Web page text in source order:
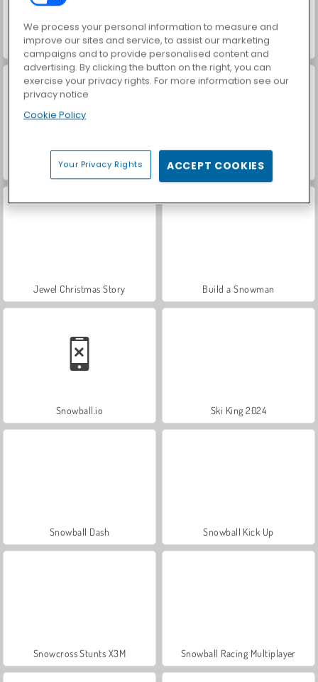
ASMR Makeover & Makeup Studio World War 2 Shooter
Farm Merge Valley Car Parking City Duel
Jewel Christmas Story Build a Snowman
Snowball.io Ski King 2024
Snowball Dash Snowball Kick Up
Snowcross Stunts X3M Snowball Racing Multiplayer
We process your personal information to measure and
improve our sites and service, to assist our marketing
campaigns and to provide personalised content and
advertising. By clicking the button on the right, you can
exercise your privacy rights. For more information see our
privacy notice
Cookie Policy
Your Privacy Rights ACCEPT COOKIES